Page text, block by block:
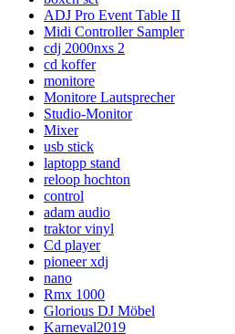
ADJ Pro Event Table II
Midi Controller Sampler
cdj 2000nxs 2
cd koffer
monitore
Monitore Lautsprecher
Studio-Monitor
Mixer
usb stick
laptopp stand
reloop hochton
control
adam audio
traktor vinyl
Cd player
pioneer xdj
nano
Rmx 1000
Glorious DJ Möbel
Karneval2019